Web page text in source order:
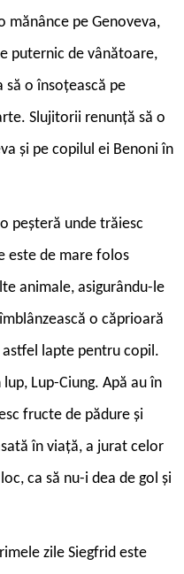
mănânce pe Genoveva,
puternic de vânătoare,
să o însoțească pe
Slujitorii renunță să o
și pe copilul ei Benoni în
peșteră unde trăiesc
este de mare folos
animale, asigurându-le
o căprioară
lapte pentru copil.
Lup-Ciung. Apă au în
fructe de pădure și
în viață, a jurat celor
ca să nu-i dea de gol și
zile Siegfrid este